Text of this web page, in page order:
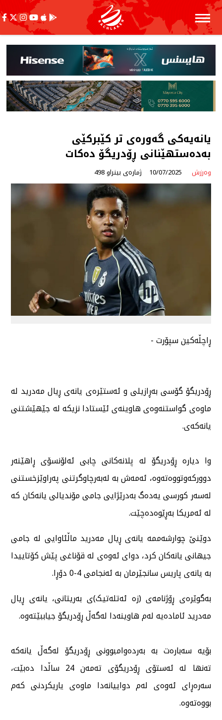
یانەیەکی گەورەی تر کێبرکێی
بەدەستهێنانی ڕۆدریگۆ دەکات
وەرزش 10/07/2025 ژمارەی بینراو 498
ڕاچڵەکین سپۆرت -
ڕۆدریگۆ گۆسی بەڕازیلی و ئەستێرەی یانەی ڕیال مەدرید لە
ماوەی گواستنەوەی هاوینەی ئێستادا نزیکە لە جێهێشتنی
یانەکەی.
وا دیارە ڕۆدریگۆ لە پلانەکانی چابی ئەلۆنسۆی ڕاهێنەر
دوورکەوتووەتەوە، ئەمەش بە لەبەرچاوگرتنی پەراوێزخستنی
لەسەر کورسی یەدەگ بەدرێژایی جامی مۆندیالی یانەکان کە
لە ئەمریکا بەڕێوەدەچێت.
دوێنێ چوارشەممە یانەی ڕیال مەدرید ماڵئاوایی لە جامی
جیهانی یانەکان کرد، دوای ئەوەی لە قۆناغی پێش کۆتاییدا
بە یانەی پاریس سانجێرمان بە ئەنجامی 4-0 دۆڕا.
بەگوێرەی ڕۆژنامەی (زە ئەتلەتیک)ی بەریتانی، یانەی ڕیال
مەدرید ئامادەیە لەم هاوینەدا لەگەڵ ڕۆدریگۆ جیاببێتەوە.
بۆیە سەبارەت بە بەردەوامبوونی ڕۆدریگۆ لەگەڵ یانەکە
تەنها لە ئەستۆی ڕۆدریگۆی تەمەن 24 ساڵدا دەبێت،
سەرەڕای ئەوەی لەم دواییانەدا ماوەی یاریکردنی کەم
بووەتەوە.